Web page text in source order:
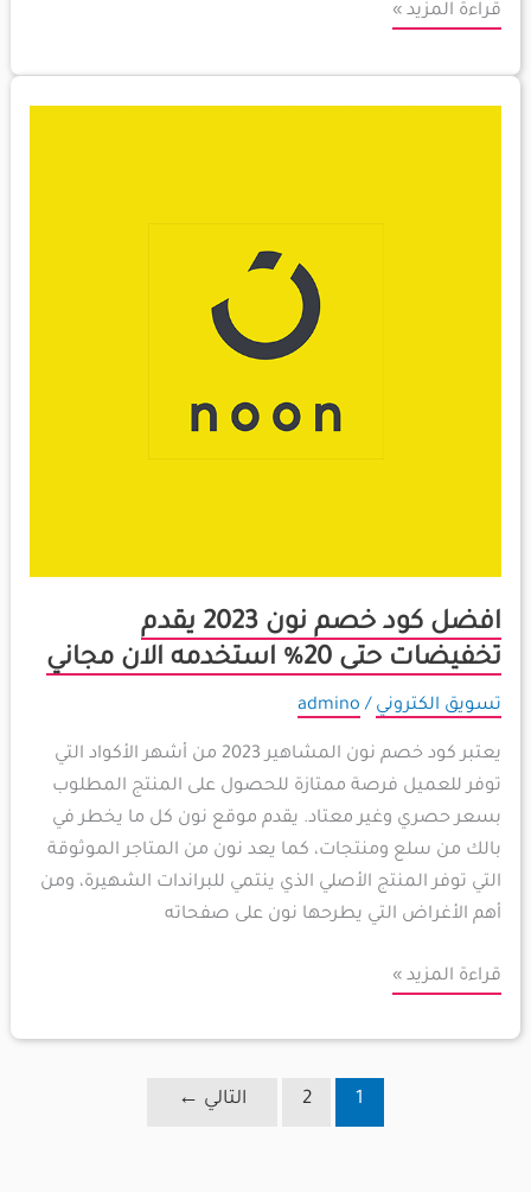
قراءة المزيد »
افضل كود خصم نون 2023 يقدم
تخفيضات حتى 20% استخدمه الان مجاني
تسويق الكتروني /
admino
يعتبر كود خصم نون المشاهير 2023 من أشهر الأكواد التي
توفر للعميل فرصة ممتازة للحصول على المنتج المطلوب
بسعر حصري وغير معتاد. يقدم موقع نون كل ما يخطر في
بالك من سلع ومنتجات، كما يعد نون من المتاجر الموثوقة
التي توفر المنتج الأصلي الذي ينتمي للبراندات الشهيرة، ومن
أهم الأغراض التي يطرحها نون على صفحاته
قراءة المزيد »
1
2 التالي ←